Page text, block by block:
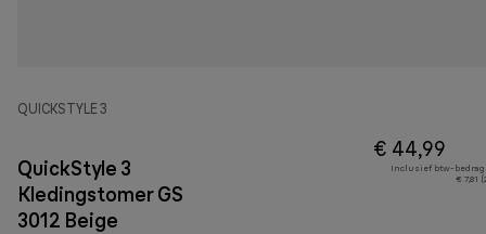
QUICKSTYLE 3
QuickStyle 3
Kledingstomer GS
3012 Beige
€ 44,99
Inclusief btw-bedrag
€ 7,81